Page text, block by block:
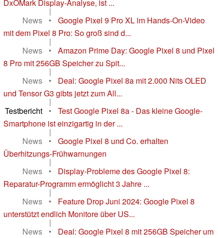
DxOMark Display-Analyse, ist ...
|
News
•
Google Pixel 9 Pro XL im Hands-On-Video
mit dem Pixel 8 Pro: So groß sind d...
|
News
•
Amazon Prime Day: Google Pixel 8 und Pixel
8 Pro mit 256GB Speicher zu Spit...
|
News
•
Deal: Google Pixel 8a mit 2.000 Nits OLED
und Tensor G3 gibts jetzt zum All...
|
Testbericht
•
Test Google Pixel 8a - Das kleine Google-
Smartphone ist einzigartig in der ...
|
News
•
Google Pixel 8 und Co. erhalten
Überhitzungs-Frühwarnungen
|
News
•
Display-Probleme des Google Pixel 8:
Reparatur-Programm ermöglicht 3 Jahre ...
|
News
•
Feature Drop Juni 2024: Google Pixel 8
unterstützt endlich Monitore über US...
|
News
•
Deal: Google Pixel 8 mit 256GB Speicher um